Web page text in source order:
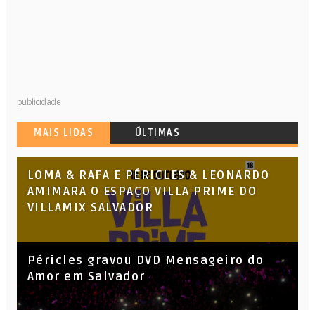
publicidade
MAIS LIDAS ÚLTIMAS
LOMA & RAFA E PÉRICLES & LEONARDO
AMIMARA O ESPAÇO VILLA PRIME DO
VILLAMIX SALVADOR
Péricles gravou DVD Mensageiro do
Amor em Salvador